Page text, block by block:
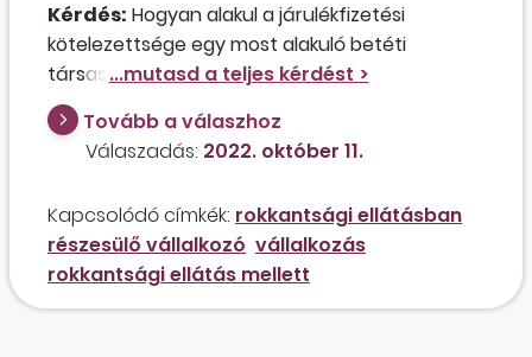
Kérdés: Hogyan alakul a járulékfizetési
kötelezettsége egy most alakuló betéti
társaság beltagjának az ügyvezetői teendők
ellátására tekintettel, ha rokkantsági
ellátásban részesül, és mezőgazdasági
őstermelői tevékenységet is folytat? Hogyan
vesz részt a bt. működésében, az ügyvezetést
a nyugdíjaskültaglátja el?
Tovább a válaszhoz
Válaszadás: 2022. október 11.
Kapcsolódó címkék: rokkantsági ellátásban
részesülő vállalkozó vállalkozás
rokkantsági ellátás mellett